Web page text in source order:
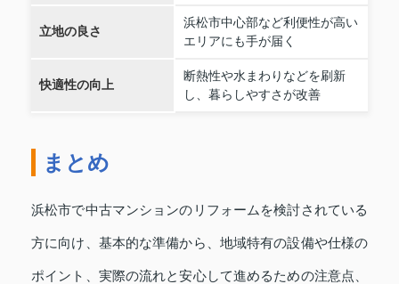
立地の良さ
浜松市中心部など利便性が高い
エリアにも手が届く
快適性の向上
断熱性や水まわりなどを刷新
し、暮らしやすさが改善
まとめ
浜松市で中古マンションのリフォームを検討されている
方に向け、基本的な準備から、地域特有の設備や仕様の
ポイント、実際の流れと安心して進めるための注意点、